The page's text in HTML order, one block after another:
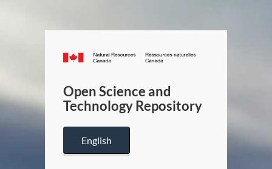
Canada.ca
/
Canada
Open Science and
Technology Repository
English